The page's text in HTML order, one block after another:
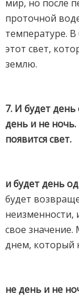
мир, но после
проточной
температуре.
этот свет,
землю.
7. И будет день
день и не
появится свет.
и будет день
будет
неизменности,
свое
днем, который
не день и не